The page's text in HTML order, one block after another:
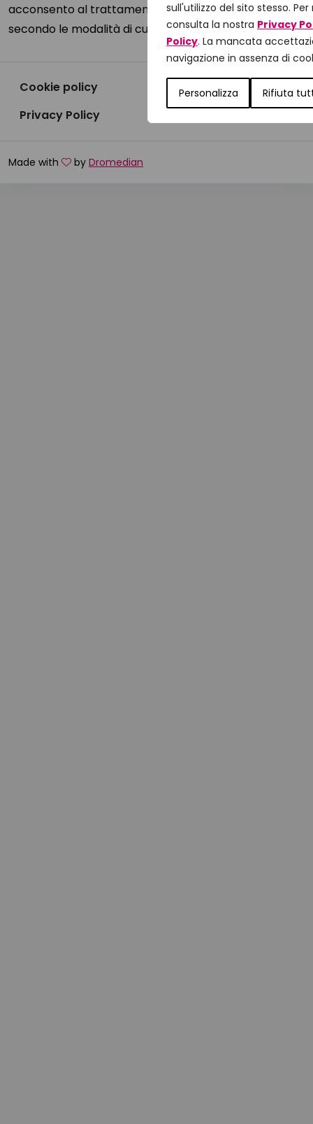
sull'utilizzo del sito stesso.
consulta la nostra Privacy
Policy. La mancata
navigazione in assenza di
Personalizza Rifiuta
acconsento al trattamento dei dati personali
secondo le modalità di cui all'informativa sulla privacy
Cookie policy
Privacy Policy
Made with by Dromedian